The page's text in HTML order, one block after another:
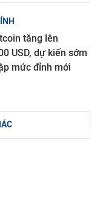
tăng lên
USD, dự kiến sớm
mức đỉnh mới